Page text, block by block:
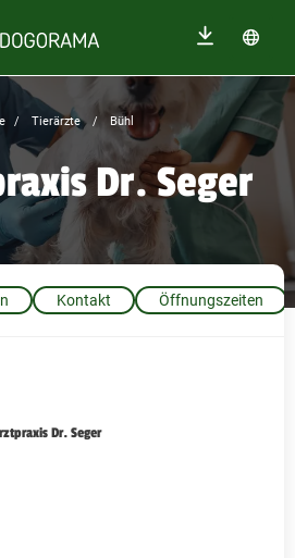
Tierärzte Bühl
Dr. Seger
Kontakt Öffnungszeiten
Dr. Seger